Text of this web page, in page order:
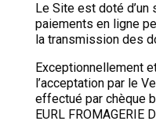
Le Site est doté
paiements en ligne
la transmission des
Exceptionnellement
l’acceptation par le
effectué par chèque
EURL FROMAGERIE